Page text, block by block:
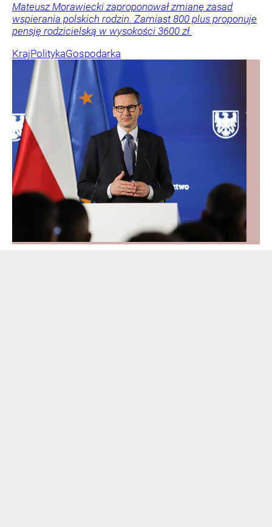
Mateusz Morawiecki zaproponował zmianę zasad
wspierania polskich rodzin. Zamiast 800 plus proponuje
pensję rodzicielską w wysokości 3600 zł.
KrajPolitykaGospodarka